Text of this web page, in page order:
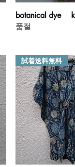
제품
botanical dye
품절
試着送料無料